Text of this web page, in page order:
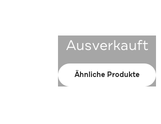
Ausverkauft
Ähnliche Produkte